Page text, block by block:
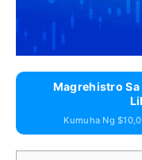
Magrehistro Sa
Kumuha Ng